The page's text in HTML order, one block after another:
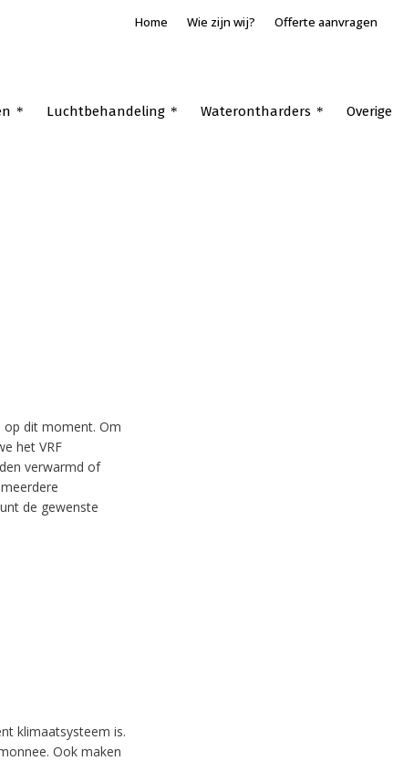
Home Wie zijn wij? Offerte aanvragen
Luchtbehandeling Waterontharders Overige
op dit moment. Om
het VRF
verwarmd of
de gewenste
klimaatsysteem is.
Ook maken